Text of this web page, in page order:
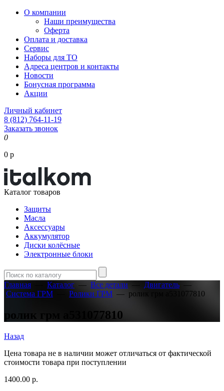
О компании
Наши преимущества
Оферта
Оплата и доставка
Сервис
Наборы для ТО
Адреса центров и контакты
Новости
Бонусная программа
Акции
Личный кабинет
8 (812) 764-11-19
Заказать звонок
0
0 р
Каталог товаров
Защиты
Масла
Аксессуары
Аккумулятор
Диски колёсные
Электронные блоки
Главная Каталог — Все детали — Двигатель —
Система ГРМ
Ролики ГРМ — ролик грм a531077810
ролик грм a531077810
Назад
Цена товара не в наличии может отличаться от фактической
стоимости товара при поступлении
1400.00 р.